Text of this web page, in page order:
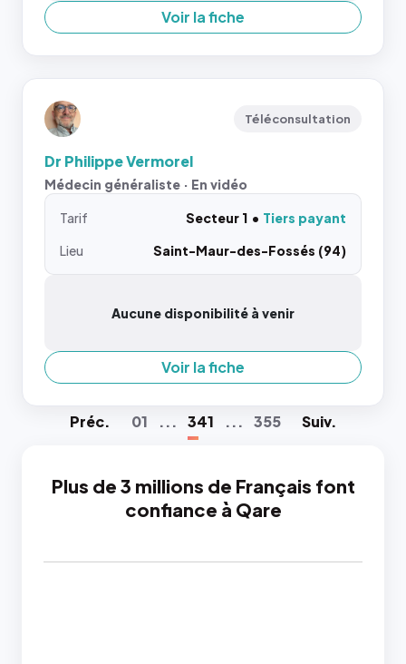
Voir la fiche
Téléconsultation
Dr Philippe Vermorel
Médecin généraliste · En vidéo
Tarif Secteur 1
Tiers payant
Lieu
Saint-Maur-des-Fossés (94)
Aucune disponibilité à venir
Voir la fiche
Préc. 01 ... 341 ... 355 Suiv.
Plus de 3 millions de Français font
confiance à Qare